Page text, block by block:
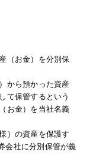
（お金）を分別保
から預かった資産
て保管するという
お金）を当社名義
）の資産を保護す
会社に分別保管が義